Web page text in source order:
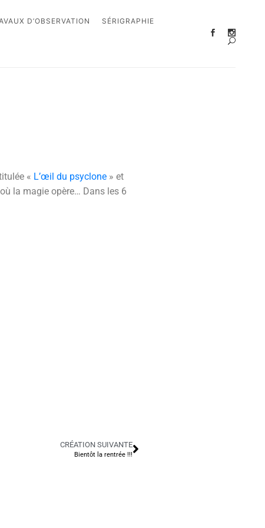
D’OBSERVATION SÉRIGRAPHIE
« L’œil du psyclone » et
la magie opère… Dans les 6
CRÉATION SUIVANTE
Bientôt la rentrée !!!